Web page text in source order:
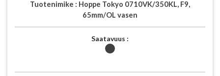
Tuotenimike : Hoppe Tokyo 0710VK/350KL, F9,
65mm/OL vasen
Saatavuus :